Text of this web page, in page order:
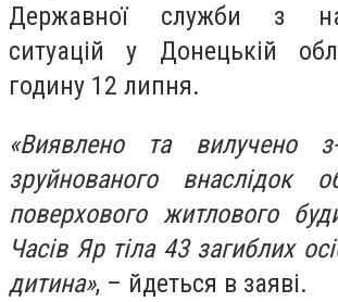
Державної служби з
ситуацій у Донецькій
годину 12 липня.
«Виявлено та вилучено з-
зруйнованого внаслідок
поверхового житлового
Часів Яр тіла 43 загиблих
дитина», – йдеться в заяві.